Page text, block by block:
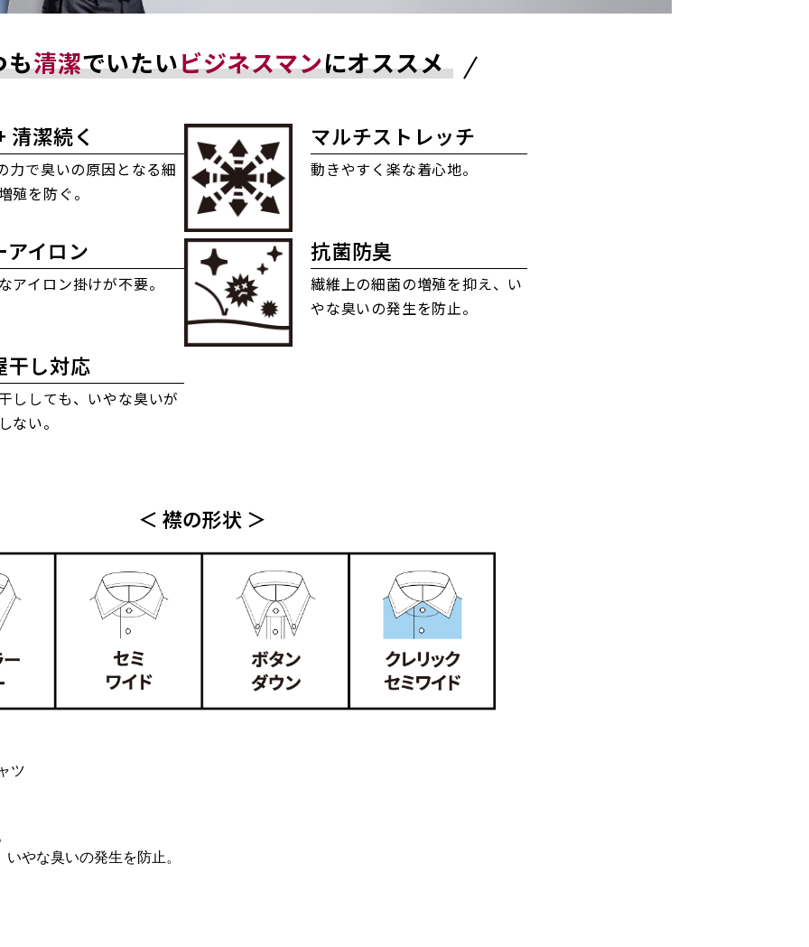
も清潔でいたいビジネスマンにオススメ
清潔続く
力で臭いの原因となる細
殖を防ぐ。
マルチストレッチ
動きやすく楽な着心地。
アイロン
アイロン掛けが不要。
抗菌防臭
繊維上の細菌の増殖を抑え、い
やな臭いの発生を防止。
干し対応
ししても、いやな臭いが
ない。
＜ 襟の形状 ＞
ツ
やな臭いの発生を防止。